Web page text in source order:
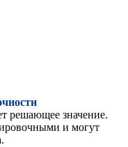
решающее значение.
и могут